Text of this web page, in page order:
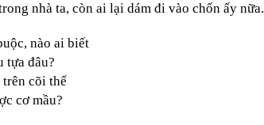
nhà ta, còn ai lại dám đi vào chốn ấy nữa.
nào ai biết
tựa đâu?
trên cõi thế
cơ mầu?